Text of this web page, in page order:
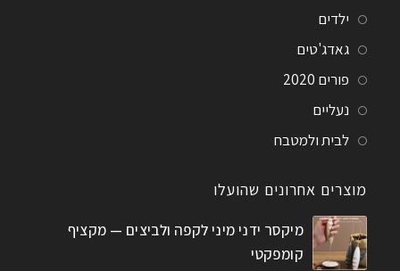
ילדים
גאדג'טים
פורים 2020
נעליים
לבית ולמטבח
מוצרים אחרונים שהועלו
מיקסר ידני מיני לקפה ולביצים — מקציף
קומפקטי